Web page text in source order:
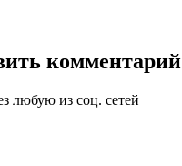
комментарий
любую из соц. сетей